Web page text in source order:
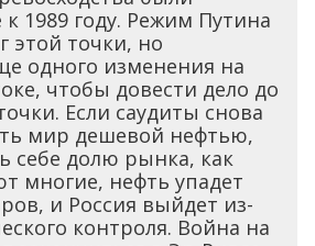
1989 году. Режим Путина
этой точки, но
одного изменения на
чтобы довести дело до
Если саудиты снова
мир дешевой нефтью,
себе долю рынка, как
многие, нефть упадет
и Россия выйдет из-
контроля. Война на